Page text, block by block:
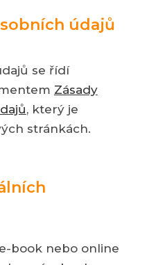
údajů
se řídí
Zásady
, který je
stránkách.
book nebo online